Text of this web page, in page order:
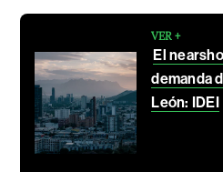
VER +
El
demanda
León: IDEI